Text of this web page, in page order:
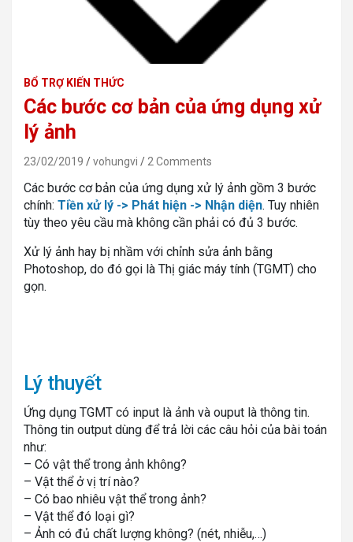
BỔ TRỢ KIẾN THỨC
Các bước cơ bản của ứng dụng xử
lý ảnh
23/02/2019 vohungvi 2 Comments
Các bước cơ bản của ứng dụng xử lý ảnh gồm 3 bước
chính: Tiền xử lý -> Phát hiện -> Nhận diện. Tuy nhiên
tùy theo yêu cầu mà không cần phải có đủ 3 bước.
Xử lý ảnh hay bị nhầm với chỉnh sửa ảnh bằng
Photoshop, do đó gọi là Thị giác máy tính (TGMT) cho
gọn.
Lý thuyết
Ứng dụng TGMT có input là ảnh và ouput là thông tin.
Thông tin output dùng để trả lời các câu hỏi của bài toán
như:
– Có vật thể trong ảnh không?
– Vật thể ở vị trí nào?
– Có bao nhiêu vật thể trong ảnh?
– Vật thể đó loại gì?
– Ảnh có đủ chất lượng không? (nét, nhiễu,…)